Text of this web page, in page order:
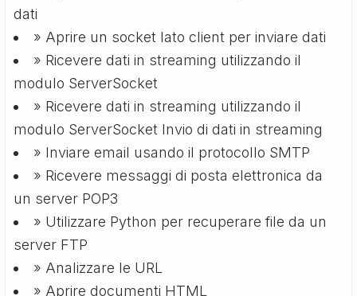
dati
» Aprire un socket lato client per inviare dati
» Ricevere dati in streaming utilizzando il
modulo ServerSocket
» Ricevere dati in streaming utilizzando il
modulo ServerSocket Invio di dati in streaming
» Inviare email usando il protocollo SMTP
» Ricevere messaggi di posta elettronica da
un server POP3
» Utilizzare Python per recuperare file da un
server FTP
» Analizzare le URL
» Aprire documenti HTML